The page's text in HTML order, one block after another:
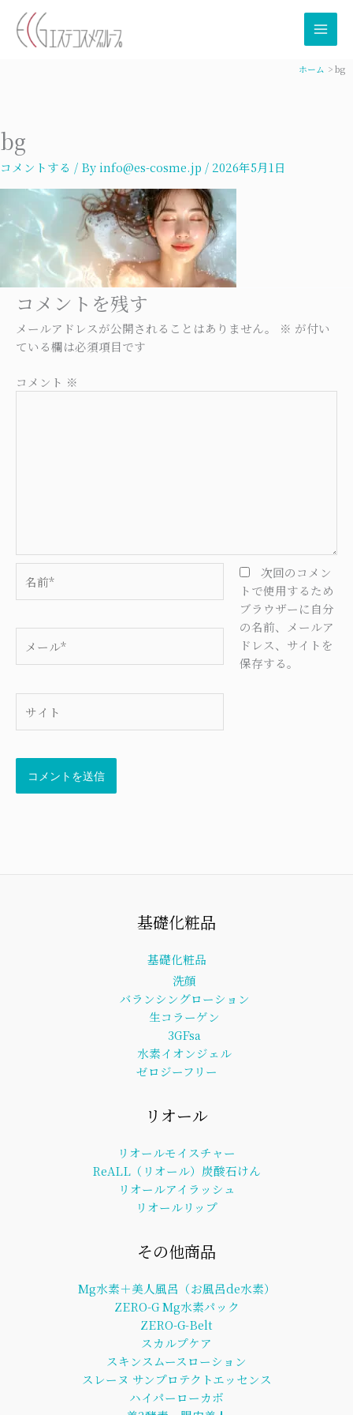
ホーム bg
bg
コメントする / Byinfo@es-cosme.jp / 2026年5月1日
コメントを残す
メールアドレスが公開されることはありません。 ※ が付い
ている欄は必須項目です
コメント ※
前
ー
*
次回のコメン
トで使用するため
ブラウザーに自分
の名前、メールア
ドレス、サイトを
保存する。
基礎化粧品
基礎化粧品
洗顔
バランシングローション
生コラーゲン
3GFsa
水素イオンジェル
ゼロジーフリー
リオール
リオールモイスチャー
ReALL（リオール）炭酸石けん
リオールアイラッシュ
リオールリップ
その他商品
Mg水素＋美人風呂（お風呂de水素）
ZERO-G Mg水素パック
ZERO-G-Belt
スカルプケア
スキンスムースローション
スレーヌ サンプロテクトエッセンス
ハイパーローカボ